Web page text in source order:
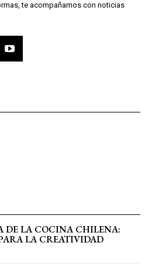
te acompañamos con noticias
DE LA COCINA CHILENA:
LA CREATIVIDAD